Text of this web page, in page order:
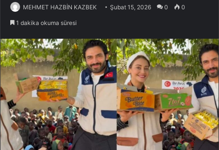
MEHMET HAZBİN KAZBEK Şubat 15, 2026 0 0
1 dakika okuma süresi